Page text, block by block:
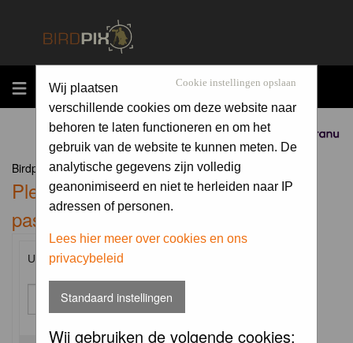
MENU
Sponsored by
Cookie instellingen opslaan
Wij plaatsen
verschillende cookies om deze website naar
behoren te laten functioneren en om het
gebruik van de website te kunnen meten. De
analytische gegevens zijn volledig
geanonimiseerd en niet te herleiden naar IP
adressen of personen.
Lees hier meer over cookies en ons
privacybeleid
Standaard instellingen
Wij gebruiken de volgende cookies:
Birdpix.nl Forum Index
Please enter your username and
password to log in.
Username: